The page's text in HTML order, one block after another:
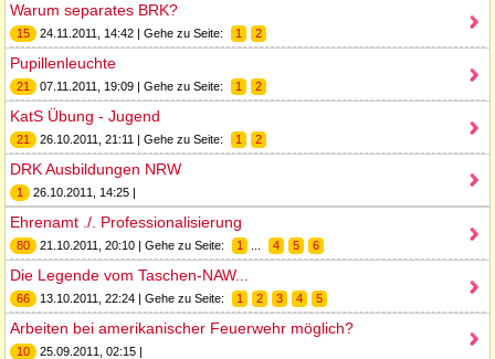
Warum separates BRK?
15 24.11.2011, 14:42 | Gehe zu Seite: 1 2
Pupillenleuchte
21 07.11.2011, 19:09 | Gehe zu Seite: 1 2
KatS Übung - Jugend
21 26.10.2011, 21:11 | Gehe zu Seite: 1 2
DRK Ausbildungen NRW
1 26.10.2011, 14:25 |
Ehrenamt ./. Professionalisierung
80 21.10.2011, 20:10 | Gehe zu Seite: 1 4 5 6
Die Legende vom Taschen-NAW...
66 13.10.2011, 22:24 | Gehe zu Seite: 1 2 3 4 5
Arbeiten bei amerikanischer Feuerwehr möglich?
10 25.09.2011, 02:15 |